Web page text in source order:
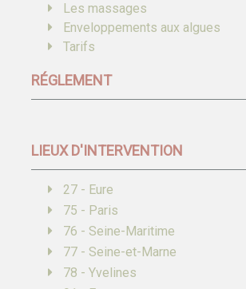
Les massages
Enveloppements aux algues
Tarifs
RÉGLEMENT
LIEUX D'INTERVENTION
27 - Eure
75 - Paris
76 - Seine-Maritime
77 - Seine-et-Marne
78 - Yvelines